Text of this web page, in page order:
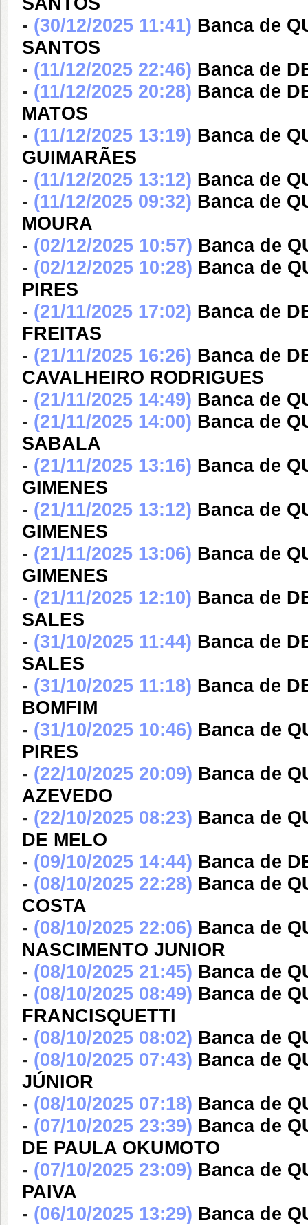
- (30/12/2025 11:41) Banca de
SANTOS
- (11/12/2025 22:46) Banca de
- (11/12/2025 20:28) Banca de
MATOS
- (11/12/2025 13:19) Banca de
GUIMARÃES
- (11/12/2025 13:12) Banca de
- (11/12/2025 09:32) Banca de
MOURA
- (02/12/2025 10:57) Banca de
- (02/12/2025 10:28) Banca de
PIRES
- (21/11/2025 17:02) Banca de
FREITAS
- (21/11/2025 16:26) Banca de
CAVALHEIRO RODRIGUES
- (21/11/2025 14:49) Banca de
- (21/11/2025 14:00) Banca de
SABALA
- (21/11/2025 13:16) Banca de
GIMENES
- (21/11/2025 13:12) Banca de
GIMENES
- (21/11/2025 13:06) Banca de
GIMENES
- (21/11/2025 12:10) Banca de
SALES
- (31/10/2025 11:44) Banca de
SALES
- (31/10/2025 11:18) Banca de
BOMFIM
- (31/10/2025 10:46) Banca de
PIRES
- (22/10/2025 20:09) Banca de
AZEVEDO
- (22/10/2025 08:23) Banca de
DE MELO
- (09/10/2025 14:44) Banca de
- (08/10/2025 22:28) Banca de
COSTA
- (08/10/2025 22:06) Banca de
NASCIMENTO JUNIOR
- (08/10/2025 21:45) Banca de
- (08/10/2025 08:49) Banca de
FRANCISQUETTI
- (08/10/2025 08:02) Banca de
- (08/10/2025 07:43) Banca de
JÚNIOR
- (08/10/2025 07:18) Banca de
- (07/10/2025 23:39) Banca de
DE PAULA OKUMOTO
- (07/10/2025 23:09) Banca de
PAIVA
- (06/10/2025 13:29) Banca de